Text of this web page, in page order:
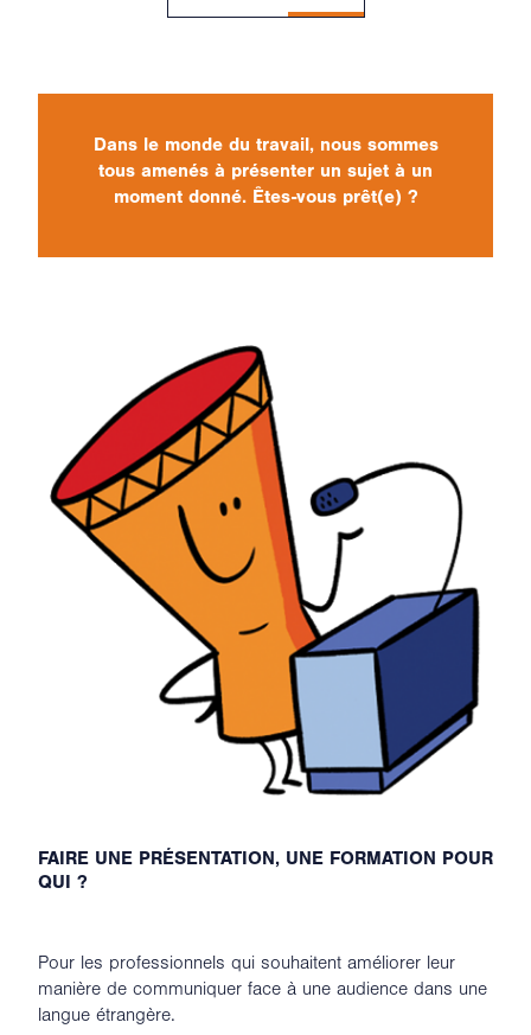
Dans le monde du travail, nous sommes
tous amenés à présenter un sujet à un
moment donné. Êtes-vous prêt(e) ?
FAIRE UNE PRÉSENTATION, UNE FORMATION POUR
QUI ?
Pour les professionnels qui souhaitent améliorer leur
manière de communiquer face à une audience dans une
langue étrangère.